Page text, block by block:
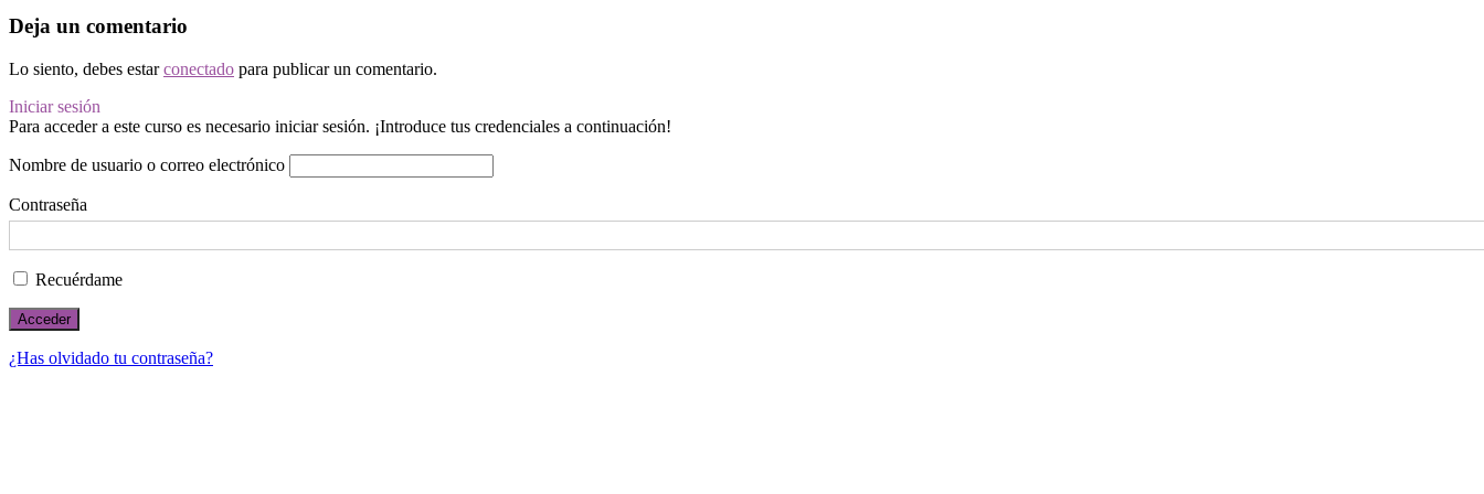
Deja un comentario
Lo siento, debes estarconectado para publicar un comentario.
Iniciar sesión
Para acceder a este curso es necesario iniciar sesión. ¡Introduce tus credenciales a continuación!
Nombre de usuario o correo electrónico
Contraseña
Recuérdame
¿Has olvidado tu contraseña?